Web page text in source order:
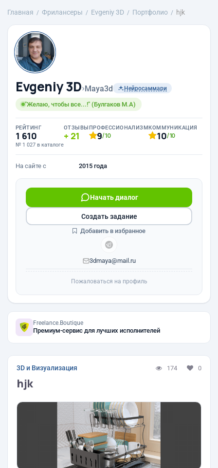
Главная Фрилансеры Evgeniy 3D Портфолио hjk
Evgeniy 3D›Maya3d Нейросаммари
"Желаю, чтобы все...!" (Булгаков М.А)
РЕЙТИНГ
1 610
№ 1 027 в каталоге
ОТЗЫВЫ
21
ПРОФЕССИОНАЛИЗМ
9/10
КОММУНИКАЦИЯ
10/10
На сайте с 2015 года
Начать диалог
3dmaya@mail.ru
Создать задание
Добавить в избранное
Пожаловаться на профиль
Freelance.Boutique
Премиум-сервис для лучших исполнителей
3D и Визуализация 174 0
hjk